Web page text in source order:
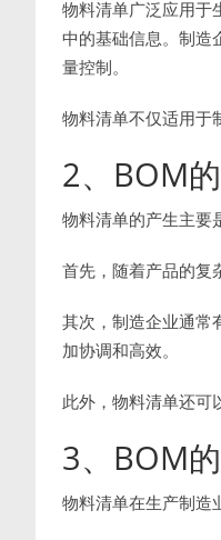
物料清单广泛应用于
中的基础信息。制造
量控制。
物料清单不仅适用于
2、BOM
物料清单的产生主要
首先，随着产品的复
其次，制造企业通常
加协调和高效。
此外，物料清单还可
3、BOM
物料清单在生产制造